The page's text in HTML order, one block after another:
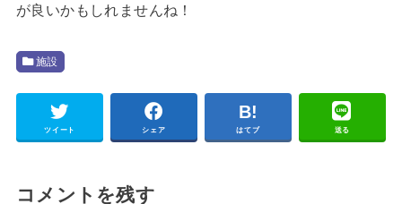
が良いかもしれませんね！
施設
ツイート シェア はてブ 送る
コメントを残す